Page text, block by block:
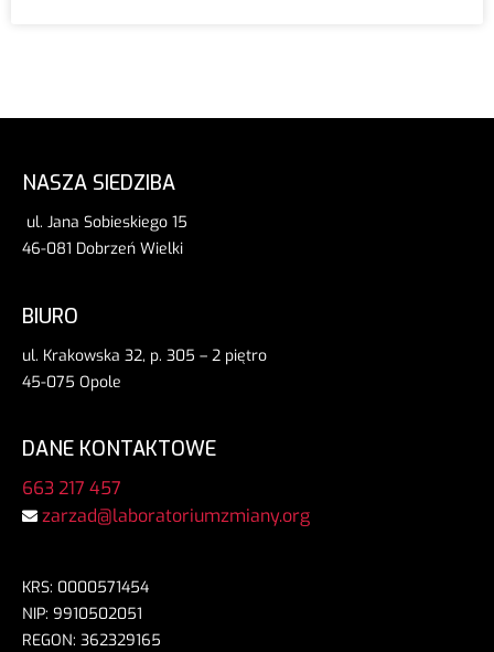
NASZA SIEDZIBA
ul. Jana Sobieskiego 15
46-081 Dobrzeń Wielki
BIURO
ul. Krakowska 32, p. 305 – 2 piętro
45-075 Opole
DANE KONTAKTOWE
663 217 457
zarzad@laboratoriumzmiany.org
KRS: 0000571454
NIP: 9910502051
REGON: 362329165